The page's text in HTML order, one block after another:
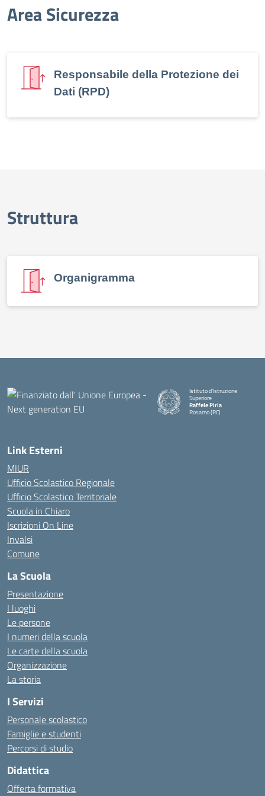
Area Sicurezza
Responsabile della Protezione dei
Dati (RPD)
Struttura
Organigramma
Istituto d'Istruzione
Superiore
Raffele Piria
Rosarno (RC)
Link Esterni
MIUR
Ufficio Scolastico Regionale
Ufficio Scolastico Territoriale
Scuola in Chiaro
Iscrizioni On Line
Invalsi
Comune
La Scuola
Presentazione
I luoghi
Le persone
I numeri della scuola
Le carte della scuola
Organizzazione
La storia
I Servizi
Personale scolastico
Famiglie e studenti
Percorsi di studio
Didattica
Offerta formativa